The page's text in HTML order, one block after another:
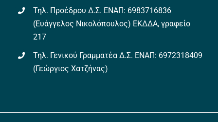
217
Τηλ. Προέδρου Δ.Σ. ΕΝΑΠ: 6983716836
(Ευάγγελος Νικολόπουλος) ΕΚΔΔΑ, γραφείο
217
Τηλ. Γενικού Γραμματέα Δ.Σ. ΕΝΑΠ: 6972318409